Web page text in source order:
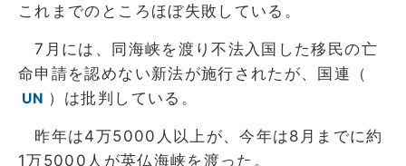
これまでのところほぼ失敗している。
7月には、同海峡を渡り不法入国した移民の亡
命申請を認めない新法が施行されたが、国連（
UN ）は批判している。
昨年は4万5000人以上が、今年は8月までに約
1万5000人が英仏海峡を渡った。